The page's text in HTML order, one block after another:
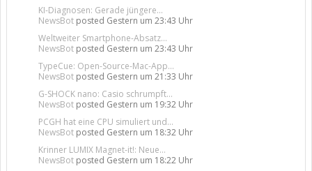
KI-Diagnosen: Gerade jüngere...
NewsBot posted Gestern um 23:43 Uhr
Weltweiter Smartphone-Absatz...
NewsBot posted Gestern um 23:43 Uhr
TypeCue: Open-Source-Mac-App...
NewsBot posted Gestern um 21:33 Uhr
G-SHOCK nano: Casio schrumpft...
NewsBot posted Gestern um 19:32 Uhr
PCGH hat eine CPU simuliert und...
NewsBot posted Gestern um 18:32 Uhr
Krinner LUMIX Magnet-it!: Neue...
NewsBot posted Gestern um 18:22 Uhr